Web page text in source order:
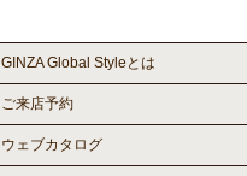
GINZA Global Styleとは
ご来店予約
ウェブカタログ